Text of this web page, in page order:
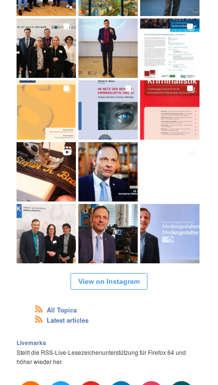
View on Instagram
All Topics
Latest articles
Livemarks
Stellt die RSS-Live-Lesezeichenunterstützung für Firefox 64 und
höher wieder her.